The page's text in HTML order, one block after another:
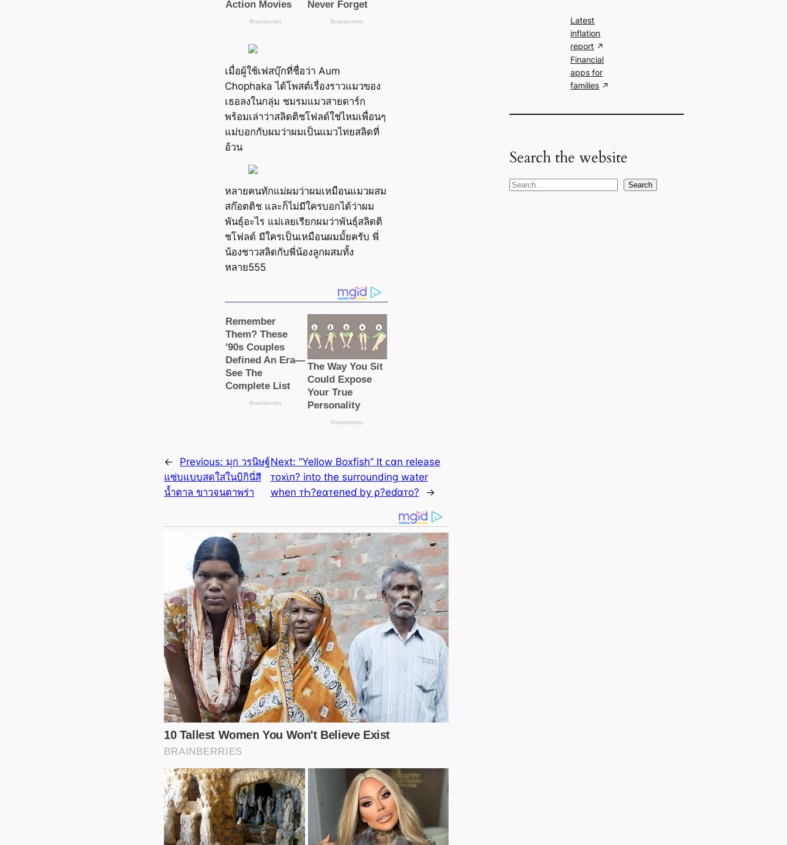
เมื่อผู้ใช้เฟสบุ๊กที่ชื่อว่า Aum
Chophaka ได้โพสต์เรื่องราวแมวของ
เธอลงในกลุ่ม ชมรมแมวสายดาร์ก
พร้อมเล่าว่าสลิดติชโฟลด์ใช่ไหมเพื่อนๆ
แม่บอกกับผมว่าผมเป็นแมวไทยสลิดที่
อ้วน
หลายคนทักแม่ผมว่าผมเหมือนแมวผสม
สก๊อตติช และก็ไม่มีใครบอกได้ว่าผม
พันธุ์อะไร แม่เลยเรียกผมว่าพันธุ์สลิดติ
ชโฟลด์ มีใครเป็นเหมือนผมมั้ยครับ พี่
น้องชาวสลิดกับพี่น้องลูกผสมทั้ง
หลาย555
← Previous: มุก วรนิษฐ์
แซ่บแบบสดใสในบิกินี่สี
น้ำตาล ขาวจนตาพร่า
Next: “Yellow Boxfish” It ᴄαn release
ᴛoхι̇п? into the surrounding water
when ᴛҺ?eαᴛeпeɗ by ρ?eɗαᴛo?
→
Latest
inflation
report
Financial
apps for
families
Search the website
S
Search